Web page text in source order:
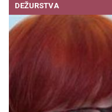
DEŽURSTVA